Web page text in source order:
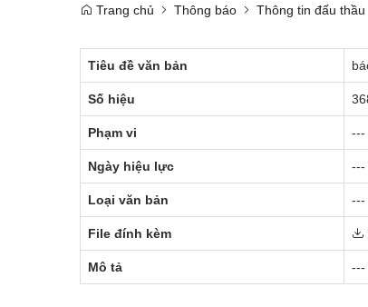
Lịch sử hình thành
Trang chủ Thông báo Thông tin đấu thầu
Tiêu đề văn bản
Số hiệu
Phạm vi ---
Ngày hiệu lực ---
Loại văn bản ---
File đính kèm
Mô tả ---